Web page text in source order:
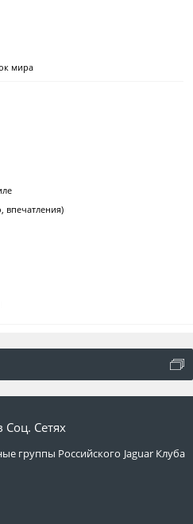
мира
впечатления)
Соц. Сетях
группы Российского Jaguar Клуба